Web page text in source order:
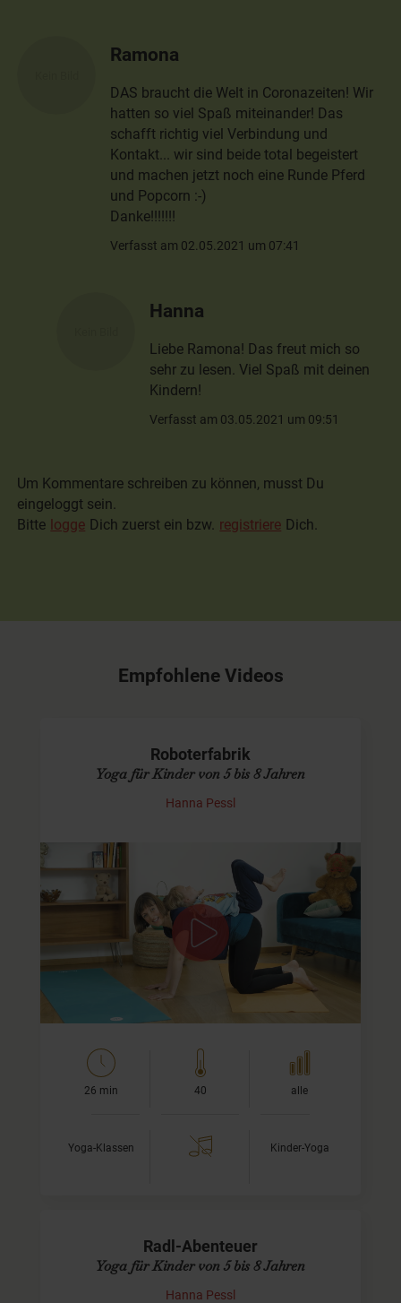
Ramona
DAS braucht die Welt in Coronazeiten! Wir
hatten so viel Spaß miteinander! Das
schafft richtig viel Verbindung und
Kontakt... wir sind beide total begeistert
und machen jetzt noch eine Runde Pferd
und Popcorn :-)
Danke!!!!!!!
Verfasst am 02.05.2021 um 07:41
Hanna
Liebe Ramona! Das freut mich so
sehr zu lesen. Viel Spaß mit deinen
Kindern!
Verfasst am 03.05.2021 um 09:51
Um Kommentare schreiben zu können, musst Du
eingeloggt sein.
Bitte logge Dich zuerst ein bzw. registriere Dich.
Empfohlene Videos
Roboterfabrik
Yoga für Kinder von 5 bis 8 Jahren
Hanna Pessl
Für Dein Kind und Dich
Kinderyoga Einheit robottern wir uns durch
den Sonnengruß, kugeln herum und bauen ein
Amphibien-Flugzeug-Dingsbums mit viel Brumm.
Außerdem zeige ich euch eine…
26 min 40 alle
Yoga-Klassen Kinder-Yoga
Radl-Abenteuer
Yoga für Kinder von 5 bis 8 Jahren
Hanna Pessl